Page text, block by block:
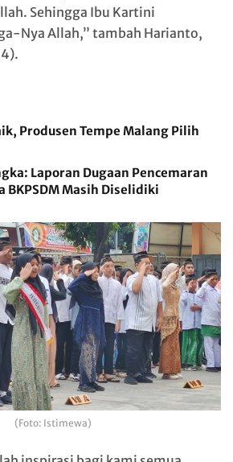
Sehingga Ibu Kartini
Nya Allah,” tambah Harianto,
Produsen Tempe Malang Pilih
Laporan Dugaan Pencemaran
BKPSDM Masih Diselidiki
(Foto: Istimewa)